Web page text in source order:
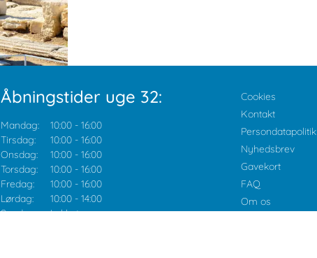
Åbningstider uge 32:
Mandag: 10:00 - 16:00
Tirsdag:
10:00 - 16:00
Onsdag:
10:00 - 16:00
Torsdag:
10:00 - 16:00
Fredag:
10:00 - 16:00
Lørdag:
10:00 - 14:00
Søndag:
Lukket
Cookies
Kontakt
Persondatapolitik
Nyhedsbrev
Gavekort
FAQ
Om os